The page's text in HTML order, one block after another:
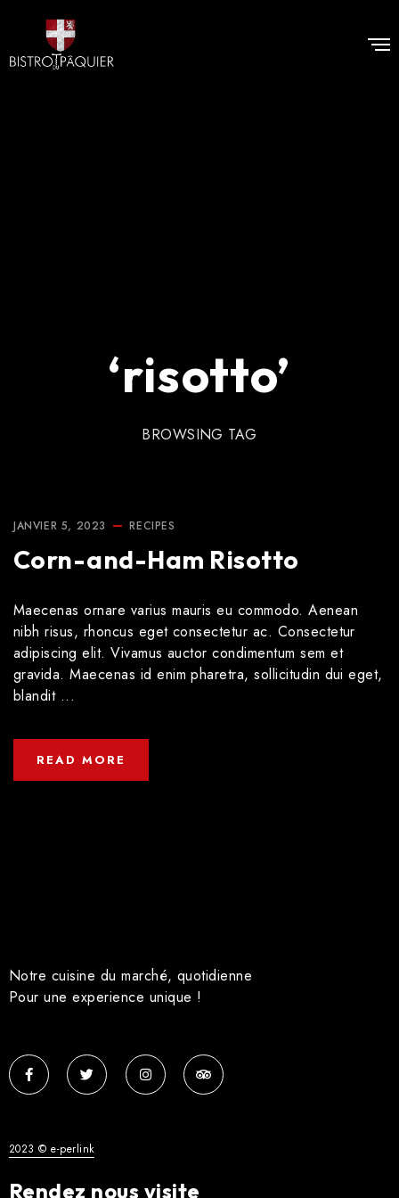
‘risotto’
BROWSING TAG
JANVIER 5, 2023 RECIPES
Corn-and-Ham Risotto
Maecenas ornare varius mauris eu commodo. Aenean
nibh risus, rhoncus eget consectetur ac. Consectetur
adipiscing elit. Vivamus auctor condimentum sem et
gravida. Maecenas id enim pharetra, sollicitudin dui eget,
blandit ...
READ MORE
Notre cuisine du marché, quotidienne
Pour une experience unique !
2023 © e-perlink
Rendez nous visite